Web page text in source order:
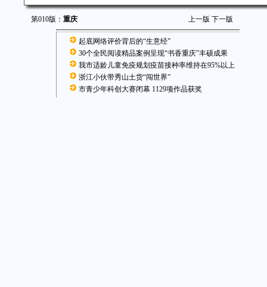
第010版： 重庆 上一版 下一版
起底网络评价背后的“生意经”
30个全民阅读精品案例呈现“书香重庆”丰硕成果
我市适龄儿童免疫规划疫苗接种率维持在95%以上
浙江小伙带秀山土货“闯世界”
市青少年科创大赛闭幕 1129项作品获奖